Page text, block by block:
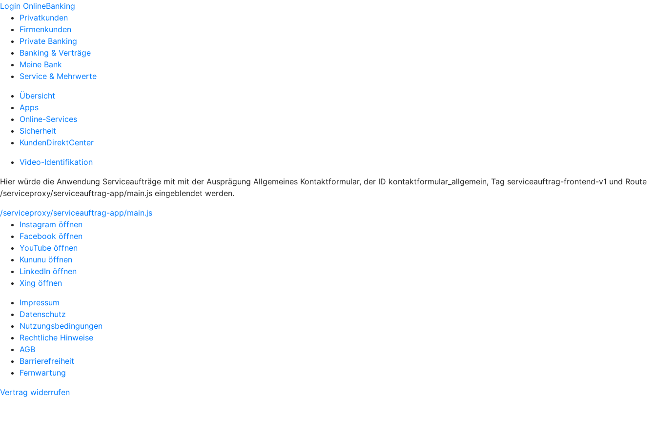
Login OnlineBanking
Privatkunden
Firmenkunden
Private Banking
Banking & Verträge
Meine Bank
Service & Mehrwerte
Übersicht
Apps
Online-Services
Sicherheit
KundenDirektCenter
Video-Identifikation
Hier würde die Anwendung Serviceaufträge mit mit der Ausprägung Allgemeines Kontaktformular, der ID kontaktformular_allgemein, Tag serviceauftrag-frontend-v1 und Route
/serviceproxy/serviceauftrag-app/main.js eingeblendet werden.
/serviceproxy/serviceauftrag-app/main.js
Instagram öffnen
Facebook öffnen
YouTube öffnen
Kununu öffnen
LinkedIn öffnen
Xing öffnen
Impressum
Datenschutz
Nutzungsbedingungen
Rechtliche Hinweise
AGB
Barrierefreiheit
Fernwartung
Vertrag widerrufen